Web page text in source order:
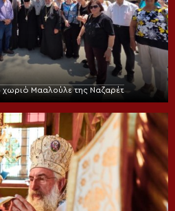
χωριό Μααλούλε της Ναζαρέτ